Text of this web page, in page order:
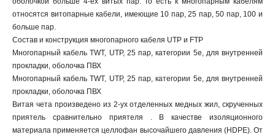
относятся витопарные кабели, имеющие 10 пар, 25 пар, 50 пар, 100 и
больше пар.
Состав и конструкция многопарного кабеля UTP и FTP
Многопарный кабель TWT, UTP, 25 пар, категории 5e, для внутренней
прокладки, оболочка ПВХ
Многопарный кабель TWT, UTP, 25 пар, категории 5e, для внутренней
прокладки, оболочка ПВХ
Витая чета произведено из 2-ух отделенных медных жил, скрученных
приятель сравнительно приятеля . В качестве изоляционного
материала применяется целлофан высочайшего давления (HDPE). От